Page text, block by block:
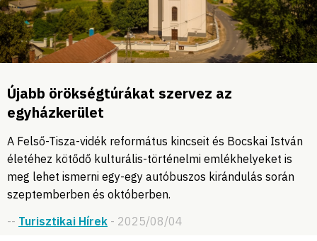
Újabb örökségtúrákat szervez az
egyházkerület
A Felső-Tisza-vidék református kincseit és Bocskai István
életéhez kötődő kulturális-történelmi emlékhelyeket is
meg lehet ismerni egy-egy autóbuszos kirándulás során
szeptemberben és októberben.
-- Turisztikai Hírek - 2025/08/04